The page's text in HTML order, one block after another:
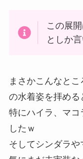
この展
としか
まさかこんなと
の水着姿を拝める
特にハイラ、マ
したｗ
そしてシンダラ